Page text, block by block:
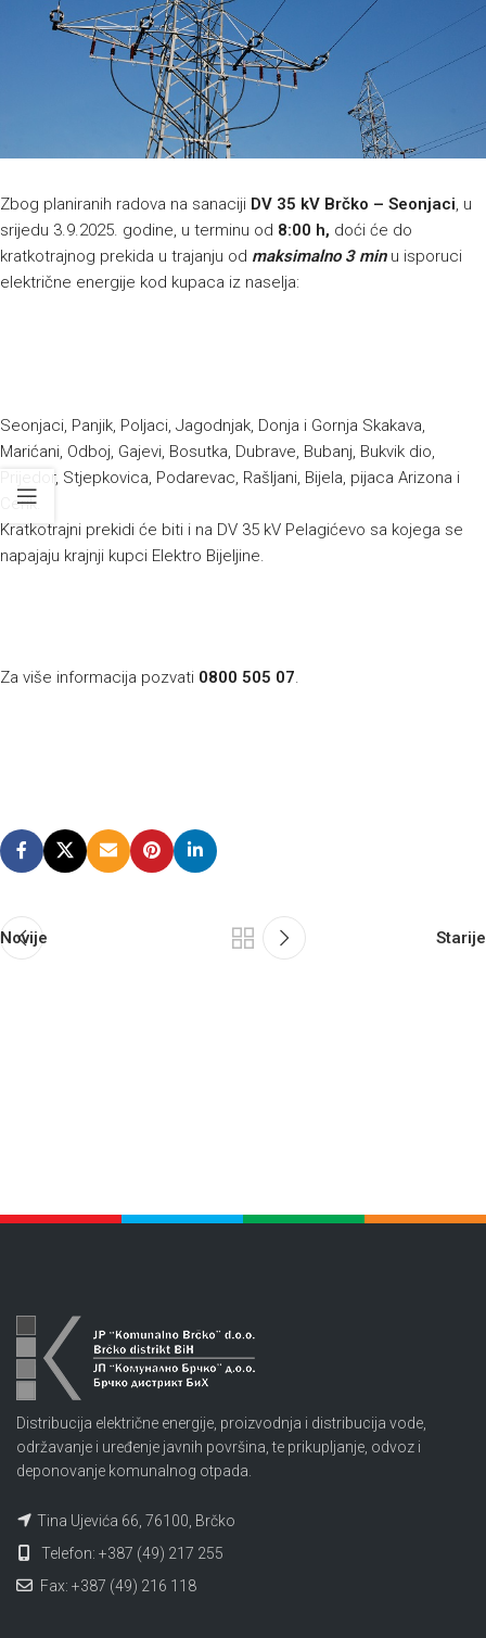
Zbog planiranih radova na sanaciji DV 35 kV Brčko – Seonjaci , u
srijedu 3.9.2025. godine, u terminu od 8:00 h, doći će do
kratkotrajnog prekida u trajanju od maksimalno 3 minu isporuci
električne energije kod kupaca iz naselja:
Seonjaci, Panjik, Poljaci, Jagodnjak, Donja i Gornja Skakava,
Marićani, Odboj, Gajevi, Bosutka, Dubrave, Bubanj, Bukvik dio,
Prijedor, Stjepkovica, Podarevac, Rašljani, Bijela, pijaca Arizona i
Cerik.
Kratkotrajni prekidi će biti i na DV 35 kV Pelagićevo sa kojega se
napajaju krajnji kupci Elektro Bijeljine.
Za više informacija pozvati 0800 505 07
Novije Starije
Distribucija električne energije, proizvodnja i distribucija vode,
održavanje i uređenje javnih površina, te prikupljanje, odvoz i
deponovanje komunalnog otpada.
Tina Ujevića 66, 76100, Brčko
Telefon: +387 (49) 217 255
Fax: +387 (49) 216 118